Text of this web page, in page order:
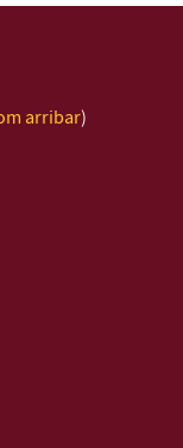
arribar)